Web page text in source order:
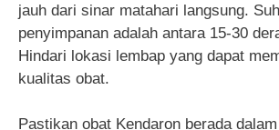
jauh dari sinar matahari langsung.
penyimpanan adalah antara 15-30
Hindari lokasi lembap yang dapat
kualitas obat.
Pastikan obat Kendaron berada